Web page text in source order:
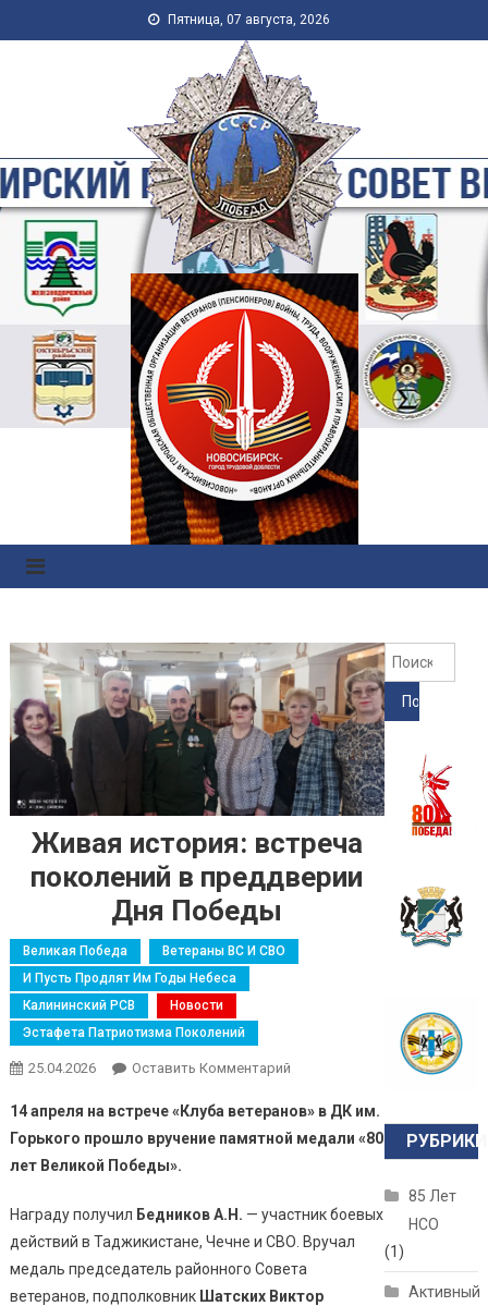
Пятница, 07 августа, 2026
Новосибирская Городская
Общественная Организация
Ветеранов-Пенсионеров
Войны, Труда, Военной
Службы и
Правоохранительных
Органов
Живая история: встреча
поколений в преддверии
Дня Победы
Великая Победа
Ветераны ВС И СВО
И Пусть Продлят Им Годы Небеса
Калининский РСВ
Новости
Эстафета Патриотизма Поколений
25.04.2026 Оставить Комментарий
14 апреля на встрече «Клуба ветеранов» в ДК им.
Горького прошло вручение памятной медали «80
лет Великой Победы».
Награду получил Бедников А.Н. — участник боевых
действий в Таджикистане, Чечне и СВО. Вручал
медаль председатель районного Совета
ветеранов, подполковник Шатских Виктор
РУБРИКИ
85 Лет
НСО
(1)
Активный